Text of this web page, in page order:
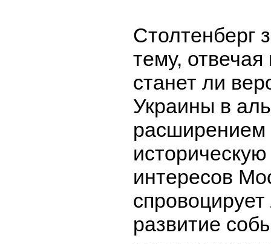
Столтенберг
тему,
станет ли
Украины в
расширением
интересов
развитие